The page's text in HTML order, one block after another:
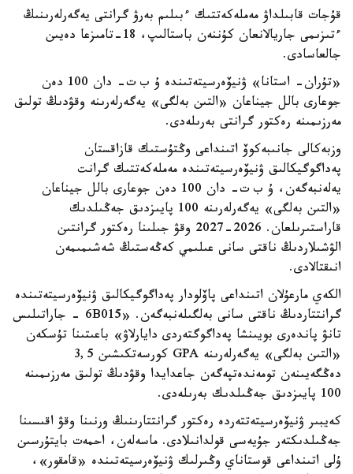
قۇجات قابىلداۋ مەملەكەتتىك ءبىلىم بەرۋ گرانتى يەگەرلەرىنىڭ
ءتىزىمى جاريالانعان كۇننەن باستالىپ، 18-تامىزعا دەيىن
جالعاسادى.
«تۇران- استانا» ۋنيۆەرسيتەتىندە ۇ ب ت- دان 100 دەن
جوعارى بالل جيناعان «التىن بەلگى» يەگەرلەرىنە وقۋدىڭ تولىق
مەرزىمىنە رەكتور گرانتى بەرىلەدى.
وزبەكالى جانىبەكوۆ اتىنداعى وڭتۇستىك قازاقستان
پەداگوگيكالىق ۋنيۆەرسيتەتىندە مەملەكەتتىك گرانت
يەلەنبەگەن، ۇ ب ت- دان 100 دەن جوعارى بالل جيناعان
«التىن بەلگى» يەگەرلەرىنە 100 پايىزدىق جەڭىلدىك
قاراستىرىلعان. 2026-2027 وقۋ جىلىنا رەكتور گرانتىن
الۋشىلاردىڭ ناقتى سانى عىلىمي كەڭەستىڭ شەشىمىمەن
انىقتالادى.
الكەي مارعۇلان اتىنداعى پاۆلودار پەداگوگيكالىق ۋنيۆەرسيتەتىندە
گرانتتاردىڭ ناقتى سانى بەلگىلەنبەگەن. «6B015 - جاراتىلىس
تانۋ پاندەرى بويىنشا پەداگوگتەردى دايارلاۋ» باعىتىنا تۇسكەن
«التىن بەلگى» يەگەرلەرىنە GPA كورسەتكىشىن 3,5
دەڭگەيىنەن تومەندەتپەگەن جاعدايدا وقۋدىڭ تولىق مەرزىمىنە
100 پايىزدىق جەڭىلدىك بەرىلەدى.
كەيبىر ۋنيۆەرسيتەتتەردە رەكتور گرانتتارىنىڭ ورنىنا وقۋ اقىسىنا
جەڭىلدىكتەر جۇيەسى قولدانىلادى. ماسەلەن، احمەت بايتۇرسىن
ۇلى اتىنداعى قوستاناي وڭىرلىك ۋنيۆەرسيتەتىندە «قامقور»،